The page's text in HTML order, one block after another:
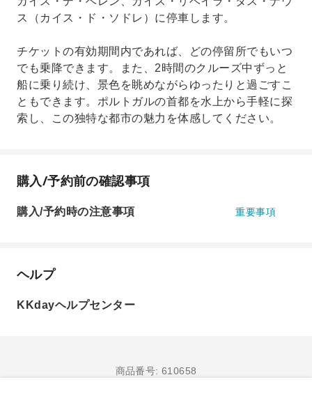
ス（カイス・ド・ソドレ）に停車します。
チケットの有効期間内であれば、どの停留所でもいつ
でも乗降できます。また、2時間のクルーズ中ずっと
船に乗り続け、景色を眺めながらゆったりと過ごすこ
ともできます。ポルトガルの首都を水上から手軽に探
索し、この独特な都市の魅力を体感してください。
購入/予約前の確認事項
購入/予約時の注意事項 重要事項
ヘルプ
KKdayヘルプセンター
商品番号: 610658